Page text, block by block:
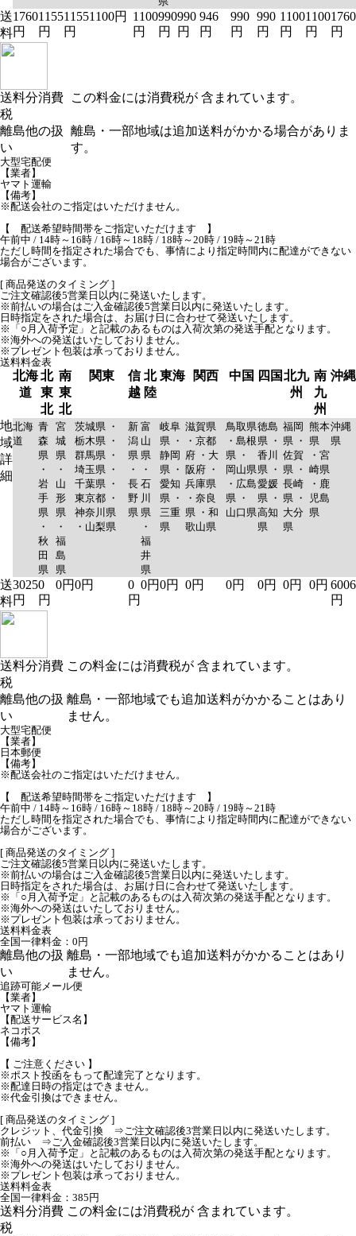
送
料
1760
円
1155
円
1155
円
1100円
1100
円
990
円
990
円
946
円
990
円
990
円
1100
円
1100
円
1760
円
送料分消費
税
この料金には消費税が 含まれています。
離島他の扱
い
離島・一部地域は追加送料がかかる場合がありま
す。
大型宅配便
【業者】
ヤマト運輸
【備考】
※配送会社のご指定はいただけません。
【 配送希望時間帯をご指定いただけます 】
午前中 / 14時～16時 / 16時～18時 / 18時～20時 / 19時～21時
ただし時間を指定された場合でも、事情により指定時間内に配達ができない
場合がございます。
[ 商品発送のタイミング ]
ご注文確認後5営業日以内に発送いたします。
※前払いの場合はご入金確認後5営業日以内に発送いたします。
日時指定をされた場合は、お届け日に合わせて発送いたします。
※「○月入荷予定」と記載のあるものは入荷次第の発送手配となります。
※海外への発送はいたしておりません。
※プレゼント包装は承っておりません。
送料料金表
北海
道
北
東
北
南
東
北
関東
信
越
北
陸
東海 関西 中国 四国北九
州
南
九
州
沖縄
地
域
詳
細
北海
道
青
森
県
・
岩
手
県
・
秋
田
県
宮
城
県
・
山
形
県
・
福
島
県
茨城県 ・
栃木県 ・
群馬県 ・
埼玉県 ・
千葉県 ・
東京都 ・
神奈川県
・山梨県
新
潟
県
・
長
野
県
富
山
県
・
石
川
県
・
福
井
県
岐阜
県 ・
静岡
県 ・
愛知
県 ・
三重
県
滋賀県
・京都
府 ・大
阪府 ・
兵庫県
・奈良
県 ・和
歌山県
鳥取県
・島根
県 ・
岡山県
・広島
県 ・
山口県
徳島
県 ・
香川
県 ・
愛媛
県 ・
高知
県
福岡
県 ・
佐賀
県 ・
長崎
県 ・
大分
県
熊本
県
・宮
崎県
・鹿
児島
県
沖縄
県
送
料
3025
円
0
円
0円0円
0
円
0円0円 0円 0円 0円 0円 0円 6006
円
送料分消費
税
この料金には消費税が 含まれています。
離島他の扱
い
離島・一部地域でも追加送料がかかることはあり
ません。
大型宅配便
【業者】
日本郵便
【備考】
※配送会社のご指定はいただけません。
【 配送希望時間帯をご指定いただけます 】
午前中 / 14時～16時 / 16時～18時 / 18時～20時 / 19時～21時
ただし時間を指定された場合でも、事情により指定時間内に配達ができない
場合がございます。
[ 商品発送のタイミング ]
ご注文確認後5営業日以内に発送いたします。
※前払いの場合はご入金確認後5営業日以内に発送いたします。
日時指定をされた場合は、お届け日に合わせて発送いたします。
※「○月入荷予定」と記載のあるものは入荷次第の発送手配となります。
※海外への発送はいたしておりません。
※プレゼント包装は承っておりません。
送料料金表
全国一律料金：0円
離島他の扱
い
離島・一部地域でも追加送料がかかることはあり
ません。
追跡可能メール便
【業者】
ヤマト運輸
【配送サービス名】
ネコポス
【備考】
【 ご注意ください 】
※ポスト投函をもって配達完了となります。
※配達日時の指定はできません。
※代金引換はできません。
[ 商品発送のタイミング ]
クレジット、代金引換 ⇒ご注文確認後3営業日以内に発送いたします。
前払い ⇒ご入金確認後3営業日以内に発送いたします。
※「○月入荷予定」と記載のあるものは入荷次第の発送手配となります。
※海外への発送はいたしておりません。
※プレゼント包装は承っておりません。
送料料金表
全国一律料金：385円
送料分消費
税
この料金には消費税が 含まれています。